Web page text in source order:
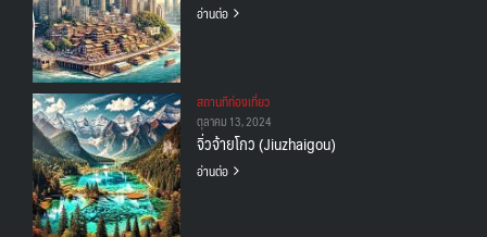
อ่านต่อ
สถานทีท่องเที่ยว
ตุลาคม 13, 2024
จิ่วจ้ายโกว (Jiuzhaigou)
อ่านต่อ